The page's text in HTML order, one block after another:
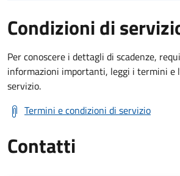
Condizioni di
Per conoscere i dettagli di scadenze,
informazioni importanti, leggi i termini e
servizio.
Termini e condizioni di servizio
Contatti